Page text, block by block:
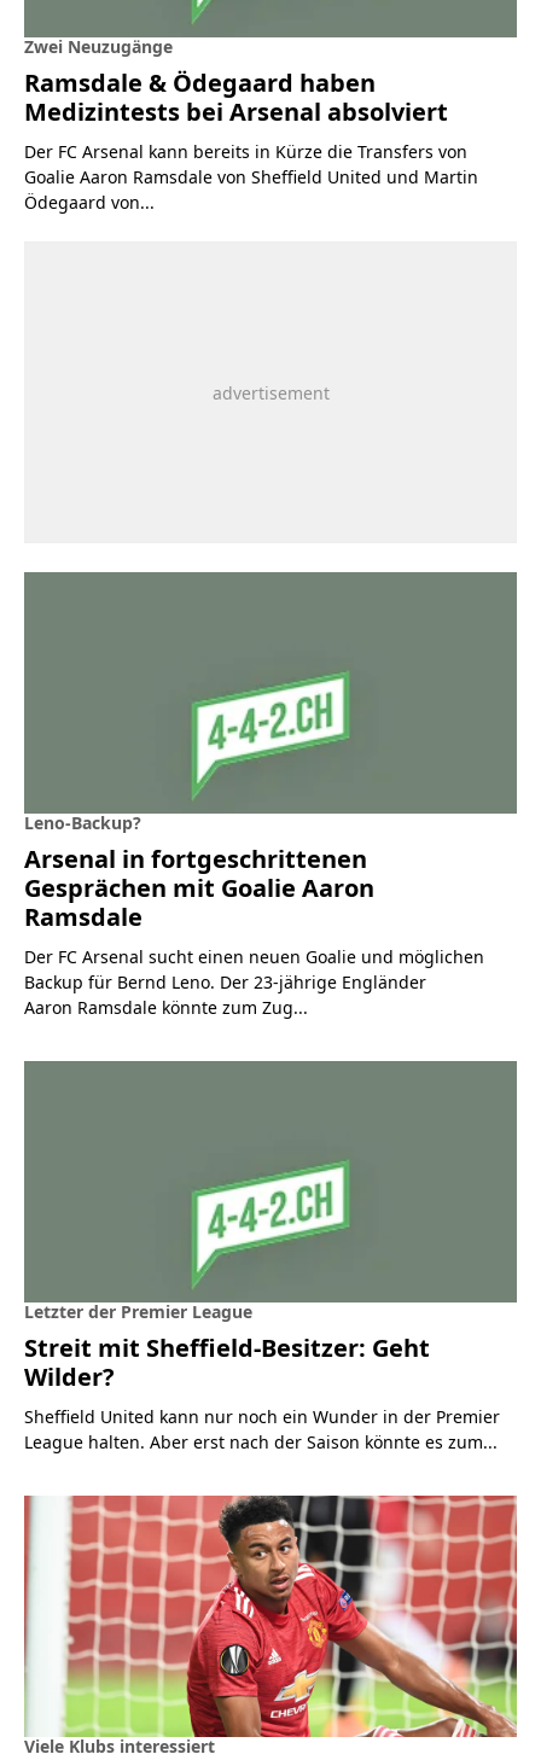
Zwei Neuzugänge
Ramsdale & Ödegaard haben
Medizintests bei Arsenal absolviert
Der FC Arsenal kann bereits in Kürze die Transfers von
Goalie Aaron Ramsdale von Sheffield United und Martin
Ödegaard von...
Leno-Backup?
Arsenal in fortgeschrittenen
Gesprächen mit Goalie Aaron
Ramsdale
Der FC Arsenal sucht einen neuen Goalie und möglichen
Backup für Bernd Leno. Der 23-jährige Engländer
Aaron Ramsdale könnte zum Zug...
Letzter der Premier League
Streit mit Sheffield-Besitzer: Geht
Wilder?
Sheffield United kann nur noch ein Wunder in der Premier
League halten. Aber erst nach der Saison könnte es zum...
Viele Klubs interessiert